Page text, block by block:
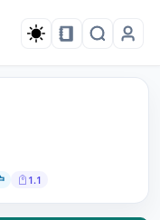
1.1